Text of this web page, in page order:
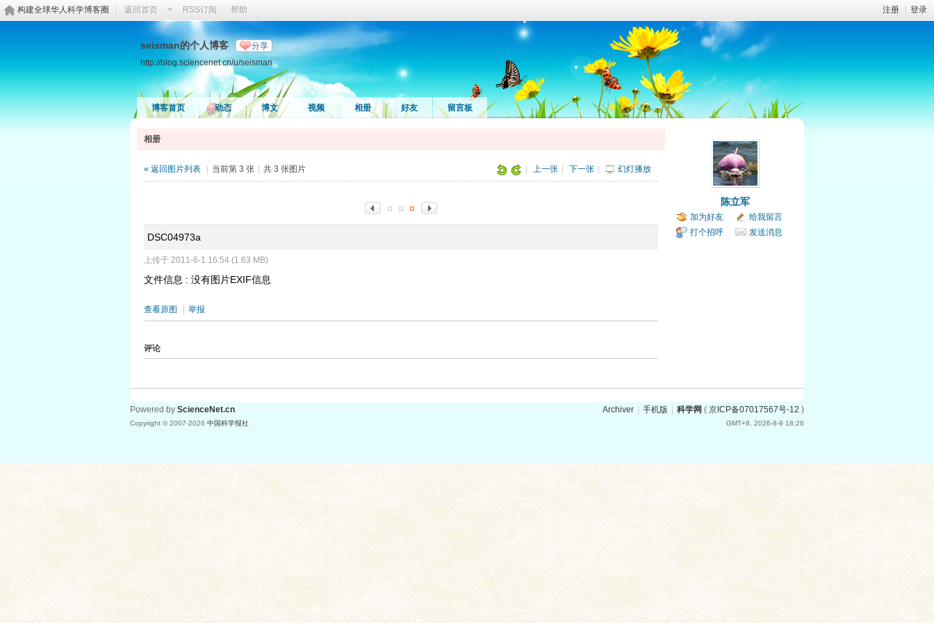
注册 登录
构建全球华人科学博客圈 返回首页 RSS订阅 帮助
seisman的个人博客 分享
http://blog.sciencenet.cn/u/seisman
博客首页 动态 博文 视频 相册 好友 留言板
相册
上一张 下一张 幻灯播放
« 返回图片列表 当前第 3 张 共 3 张图片
DSC04973a
上传于 2011-6-1 16:54 (1.63 MB)
文件信息 : 没有图片EXIF信息
查看原图 举报
评论
陈立军
加为好友
给我留言
打个招呼
发送消息
Archiver 手机版 科学网 ( 京ICP备07017567号-12 )
GMT+8, 2026-8-9 18:26
Powered by ScienceNet.cn
Copyright © 2007-2026 中国科学报社